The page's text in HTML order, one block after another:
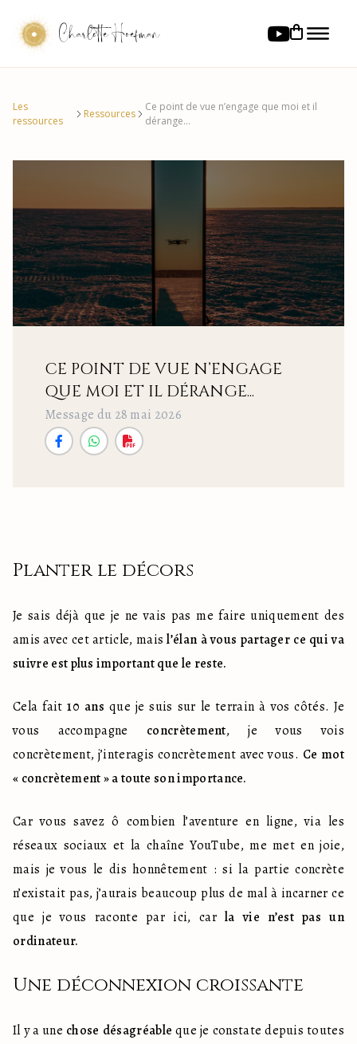
Charlotte Hoefman
Les
ressources
Ressources
Ce point de vue n’engage que moi et il
dérange...
CE POINT DE VUE N’ENGAGE
QUE MOI ET IL DÉRANGE...
Message du 28 mai 2026
Planter le décors
Je sais déjà que je ne vais pas me faire uniquement des
amis avec cet article, mais l’élan à vous partager ce qui va
suivre est plus important que le reste.
Cela fait 10 ans que je suis sur le terrain à vos côtés. Je
vous accompagne concrètement, je vous vois
concrètement, j’interagis concrètement avec vous. Ce mot
« concrètement » a toute son importance.
Car vous savez ô combien l’aventure en ligne, via les
réseaux sociaux et la chaîne YouTube, me met en joie,
mais je vous le dis honnêtement : si la partie concrète
n’existait pas, j’aurais beaucoup plus de mal à incarner ce
que je vous raconte par ici, car la vie n’est pas un
ordinateur.
Une déconnexion croissante
Il y a une chose désagréable que je constate depuis toutes